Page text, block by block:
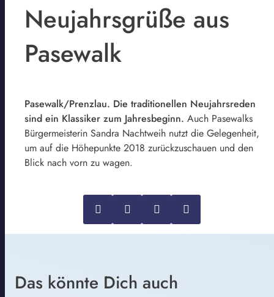
Neujahrsgrüße aus
Pasewalk
Pasewalk/Prenzlau. Die traditionellen Neujahrsreden
sind ein Klassiker zum Jahresbeginn. Auch Pasewalks
Bürgermeisterin Sandra Nachtweih nutzt die Gelegenheit,
um auf die Höhepunkte 2018 zurückzuschauen und den
Blick nach vorn zu wagen.
Das könnte Dich auch